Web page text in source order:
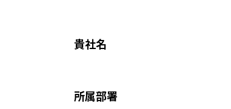
貴社名
所属部署